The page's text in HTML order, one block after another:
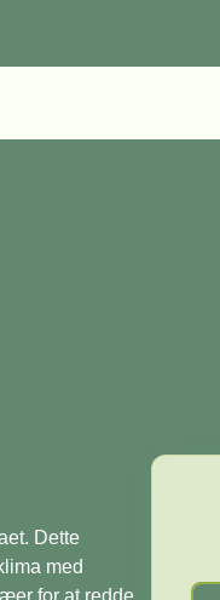
Dette
med
for at redde